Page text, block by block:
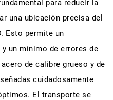
para reducir la
una ubicación precisa del
Esto permite un
un mínimo de errores de
de calibre grueso y de
cuidadosamente
El transporte se